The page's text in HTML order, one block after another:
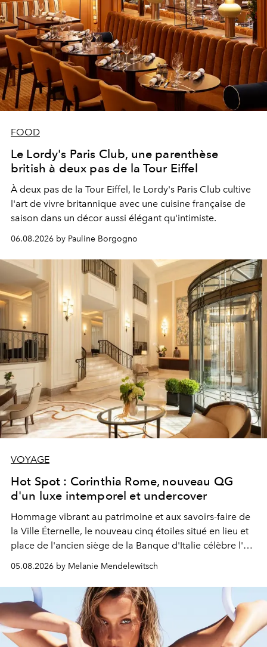
FOOD
Le Lordy's Paris Club, une parenthèse
british à deux pas de la Tour Eiffel
À deux pas de la Tour Eiffel, le Lordy's Paris Club cultive
l'art de vivre britannique avec une cuisine française de
saison dans un décor aussi élégant qu'intimiste.
06.08.2026 by Pauline Borgogno
VOYAGE
Hot Spot : Corinthia Rome, nouveau QG
d'un luxe intemporel et undercover
Hommage vibrant au patrimoine et aux savoirs-faire de
la Ville Éternelle, le nouveau cinq étoiles situé en lieu et
place de l'ancien siège de la Banque d'Italie célèbre l'art
de vivre Romain dans toute son élégance intemporelle.
05.08.2026 by Melanie Mendelewitsch